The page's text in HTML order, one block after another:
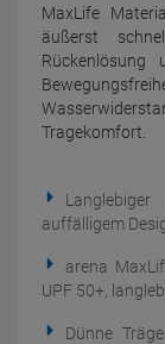
MaxLife
äußerst
Tragekomfort.
auffälligem
arena
UPF 50+,
Dünne